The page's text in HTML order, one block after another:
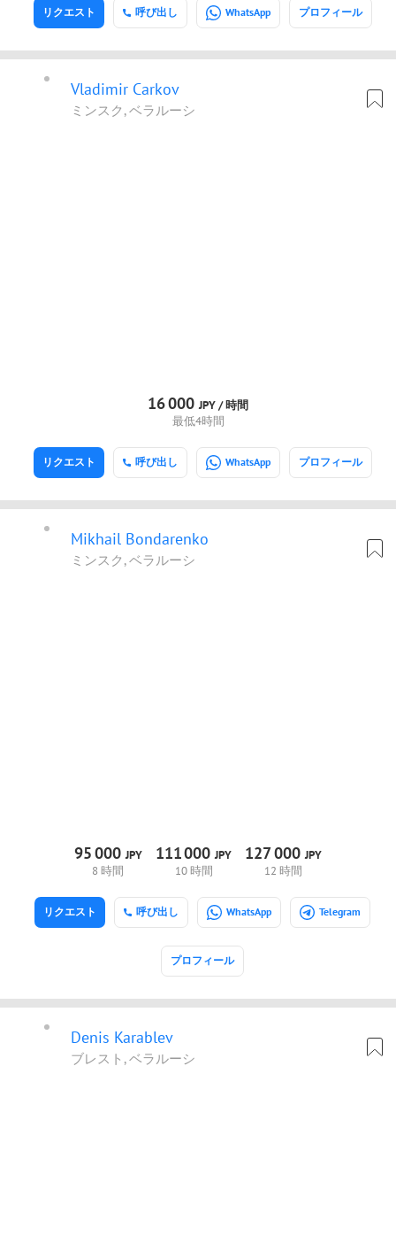
呼び出し WhatsApp プロフィール
リクエスト
Vladimir Carkov
ミンスク, ベラルーシ
16000JPY /時間
最低4時間
呼び出し WhatsApp プロフィール
リクエスト
Mikhail Bondarenko
ミンスク, ベラルーシ
95000JPY
8 時間
111000JPY
10 時間
127000JPY
12 時間
呼び出し WhatsApp Telegram
プロフィール
リクエスト
Denis Karablev
ブレスト, ベラルーシ